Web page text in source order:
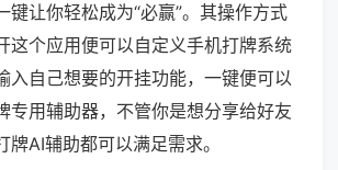
键让你轻松成为“必赢”。其操作方式
这个应用便可以自定义手机打牌系统
入自己想要的开挂功能，一键便可以
专用辅助器，不管你是想分享给好友
牌AI辅助都可以满足需求。